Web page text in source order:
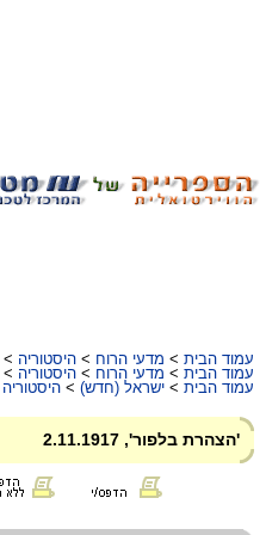
עמוד הבית > מדעי הרוח > היסטוריה >
עמוד הבית > מדעי הרוח > היסטוריה >
עמוד הבית > ישראל (חדש) > היסטוריה
'הצהרת בלפור', 2.11.1917